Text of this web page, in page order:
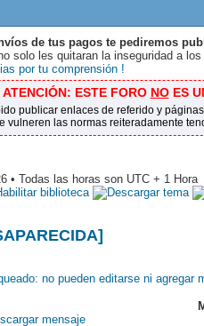
de tus pagos te pediremos
solo les quitaran la inseguridad a
por tu comprensión !
ATENCIÓN: ESTE FORO NOES
publicar enlaces de referido y
vulneren las normas reiteradamente
• Todas las horas son UTC + 1 Hora